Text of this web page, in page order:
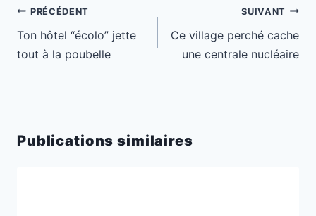
Navigation
de
l’article
PRÉCÉDENT
Ton hôtel “écolo” jette
tout à la poubelle
SUIVANT
Ce village perché cache
une centrale nucléaire
Publications similaires